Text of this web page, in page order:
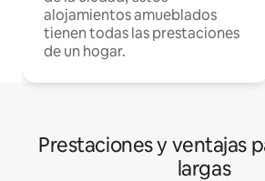
alojamientos amueblados
tienen todas las prestaciones
de un hogar.
Prestaciones y ventajas
largas